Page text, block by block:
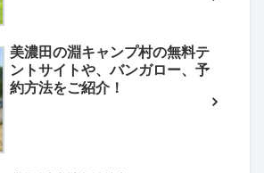
美濃田の淵キャンプ村の無料テ
ントサイトや、バンガロー、予
約方法をご紹介！